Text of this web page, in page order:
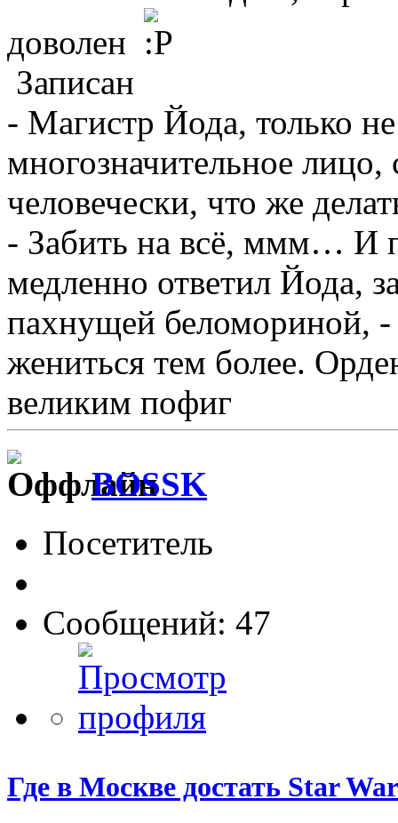
доволен
Записан
- Магистр Йода, только
многозначительное
человечески, что же
- Забить на всё, ммм… И
медленно ответил Йода,
пахнущей беломориной, -
жениться тем более.
великим пофиг
BOSSK
Посетитель
Сообщений: 47
Где в Москве достать Star